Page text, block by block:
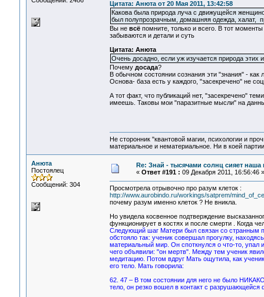
Цитата: Анюта от 20 Мая 2011, 13:42:58
Какова была природа луча с движущейся
был полупрозрачным, домашняя одежда, халат,
Вы не всё помните, только и всего. В тот
забываются и детали и суть
Цитата: Анюта
Очень досадно, если уж изучается природа этих
Почему досада?
В обычном состоянии сознания эти "знания" -
Основа- база есть у каждого, "засекречено" не
А тот факт, что публикаций нет, "засекречено"
имеешь. Таковы мои "паразитные мысли" на
Не сторонник "квантовой магии, психологии и
материальное и нематериальное. Ни в коей
Анюта
Постоялец
Сообщений: 304
Re: Знай - тысячами солнц сияет наша
« Ответ #191 : 09 Декабря 2011, 16:56:46 »
Просмотрела отрывочно про разум клеток :
http://www.aurobindo.ru/workings/satprem/
почему разум именно клеток ? Не вникла.
Но увидела косвенное подтверждение
функционирует в костях и после смерти . Когда
Следующий шаг Матери был связан со странным
обстояло так: ученик совершал прогулку,
материальный мир. Он споткнулся о что-то, упал
чего объявили: "он мертв". Между тем ученик
медитацию. Потом вдруг Мать ощутила, как
его тело. Мать говорила:
62. 47 – В том состоянии для него не было
тело, он резко вошел в контакт с разрушающейся